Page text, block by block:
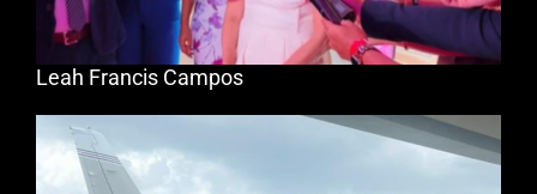
Leah Francis Campos